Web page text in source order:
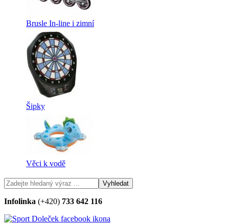
Brusle In-line i zimní
Šipky
Věci k vodě
Infolinka (+420) 733 642 116